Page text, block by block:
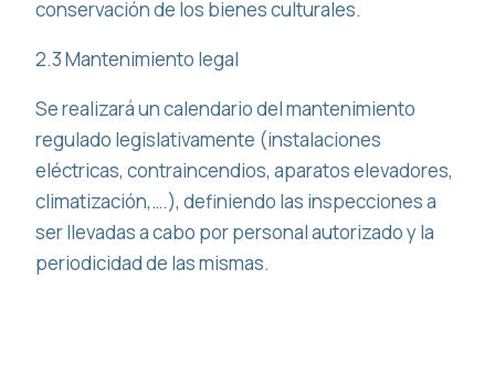
conservación de los bienes culturales.
2.3 Mantenimiento legal
Se realizará un calendario del mantenimiento
regulado legislativamente (instalaciones
eléctricas, contraincendios, aparatos elevadores,
climatización,….), definiendo las inspecciones a
ser llevadas a cabo por personal autorizado y la
periodicidad de las mismas.